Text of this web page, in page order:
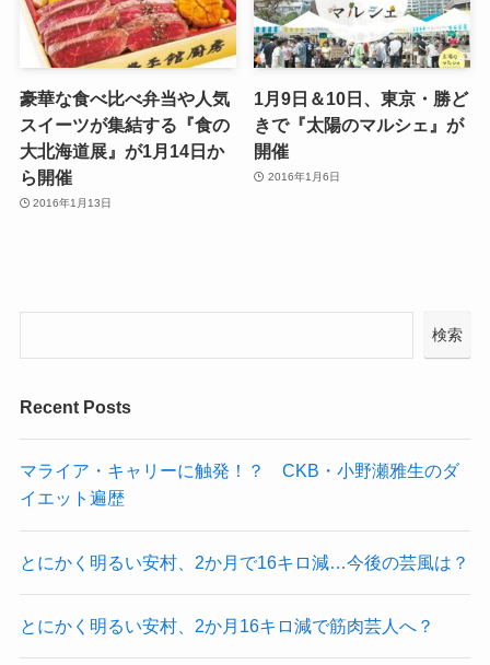
豪華な食べ比べ弁当や人気
スイーツが集結する『食の
大北海道展』が1月14日か
ら開催
2016年1月13日
1月9日＆10日、東京・勝ど
きで『太陽のマルシェ』が
開催
2016年1月6日
検索
Recent Posts
マライア・キャリーに触発！？ CKB・小野瀬雅生のダ
イエット遍歴
とにかく明るい安村、2か月で16キロ減…今後の芸風は？
とにかく明るい安村、2か月16キロ減で筋肉芸人へ？